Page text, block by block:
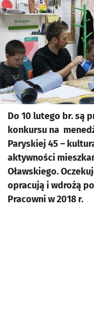
Do 10 lutego br. są
konkursu na
Paryskiej 45 –
aktywności
Oławskiego.
opracują i wdrożą
Pracowni w 2018 r.